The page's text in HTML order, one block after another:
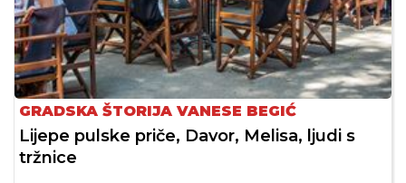
GRADSKA ŠTORIJA VANESE BEGIĆ
Lijepe pulske priče, Davor, Melisa, ljudi s
tržnice